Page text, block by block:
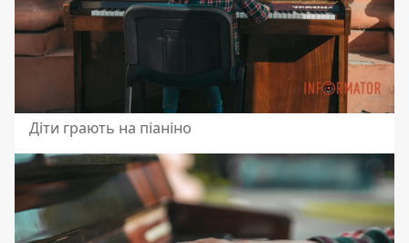
Діти грають на піаніно